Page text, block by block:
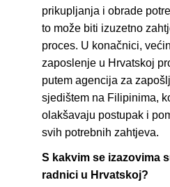
prikupljanja i obrade
to može biti izuzetno
proces. U konačnici,
zaposlenje u Hrvatskoj
putem agencija za
sjedištem na Filipinima,
olakšavaju postupak i
svih potrebnih zahtjeva.
S kakvim se izazovima
radnici u Hrvatskoj?